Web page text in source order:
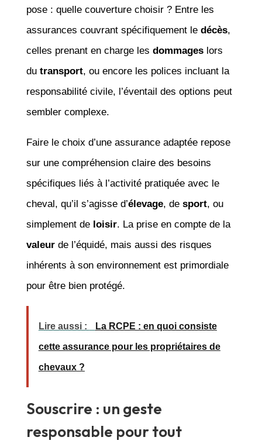
pose : quelle couverture choisir ? Entre les
assurances couvrant spécifiquement le décès,
celles prenant en charge les dommageslors
du transport, ou encore les polices incluant la
responsabilité civile, l’éventail des options peut
sembler complexe.
Faire le choix d’une assurance adaptée repose
sur une compréhension claire des besoins
spécifiques liés à l’activité pratiquée avec le
cheval, qu’il s’agisse d’élevage, de sport, ou
simplement de loisir. La prise en compte de la
valeurde l’équidé, mais aussi des risques
inhérents à son environnement est primordiale
pour être bien protégé.
Lire aussi : La RCPE : en quoi consiste
cette assurance pour les propriétaires de
chevaux ?
Souscrire : un geste
responsable pour tout